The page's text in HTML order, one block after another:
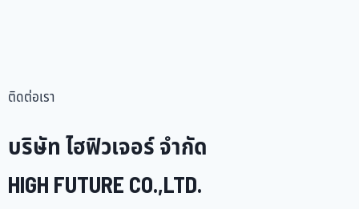
ติดต่อเรา
บริษัท ไฮฟิวเจอร์ จำกัด
HIGH FUTURE CO.,LTD.